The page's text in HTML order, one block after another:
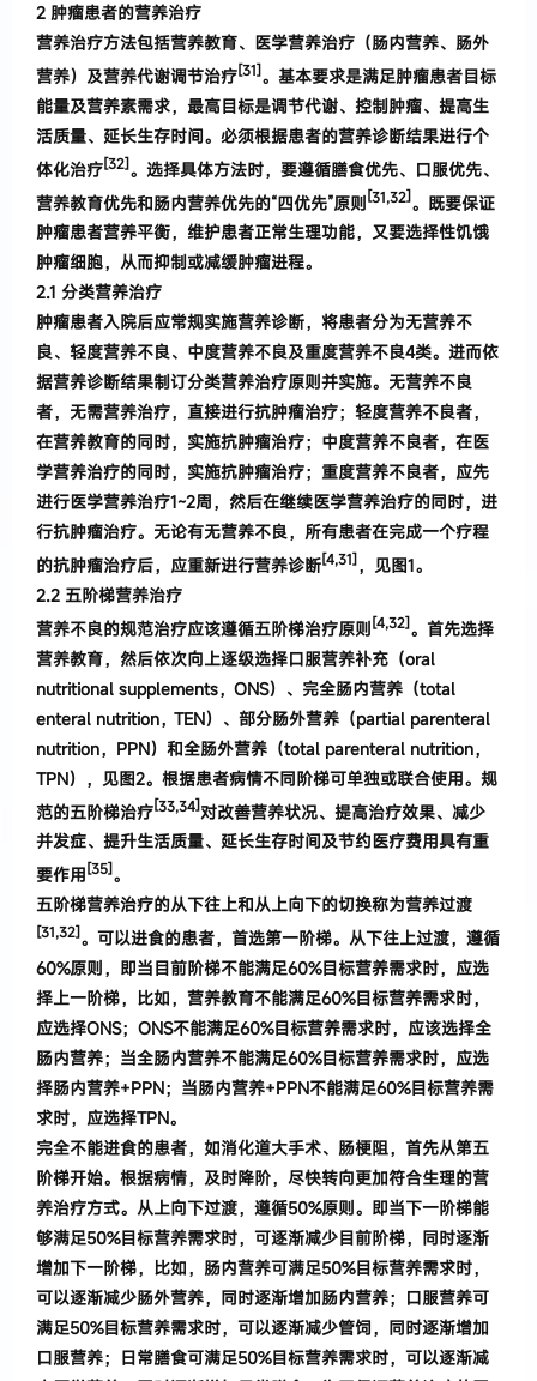
2 肿瘤患者的营养治疗
营养治疗方法包括营养教育、医学营养治疗 （肠内营养、肠外
营养） 及营养代谢调节治疗[31] 。 基本要求是满足肿瘤患者目标
能量及营养素需求， 最高目标是调节代谢、控制肿瘤、提高生
活质量、延长生存时间。 必须根据患者的营养诊断结果进行个
体化治疗[32] 。 选择具体方法时， 要遵循膳食优先、口服优先、
营养教育优先和肠内营养优先的“四优先”原则 [31,32] 。 既要保证
肿瘤患者营养平衡， 维护患者正常生理功能， 又要选择性饥饿
肿瘤细胞， 从而抑制或减缓肿瘤进程。
2.1 分类营养治疗
肿瘤患者入院后应常规实施营养诊断， 将患者分为无营养不
良、轻度营养不良、中度营养不良及重度营养不良4类。 进而依
据营养诊断结果制订分类营养治疗原则并实施。 无营养不良
者， 无需营养治疗， 直接进行抗肿瘤治疗； 轻度营养不良者，
在营养教育的同时， 实施抗肿瘤治疗； 中度营养不良者， 在医
学营养治疗的同时， 实施抗肿瘤治疗； 重度营养不良者， 应先
进行医学营养治疗1~2周， 然后在继续医学营养治疗的同时， 进
行抗肿瘤治疗。 无论有无营养不良， 所有患者在完成一个疗程
的抗肿瘤治疗后， 应重新进行营养诊断[4,31] ， 见图1。
2.2 五阶梯营养治疗
营养不良的规范治疗应该遵循五阶梯治疗原则 [4,32] 。 首先选择
营养教育， 然后依次向上逐级选择口服营养补充 （oral
nutritional supplements， ONS） 、完全肠内营养 （total
enteral nutrition， TEN） 、部分肠外营养 （partial parenteral
nutrition， PPN） 和全肠外营养 （total parenteral nutrition，
TPN）， 见图2。 根据患者病情不同阶梯可单独或联合使用。 规
范的五阶梯治疗[33,34] 对改善营养状况、提高治疗效果、减少
并发症、提升生活质量、延长生存时间及节约医疗费用具有重
要作用 [35] 。
五阶梯营养治疗的从下往上和从上向下的切换称为营养过渡
[31,32] 。可以进食的患者，首选第一阶梯。从下往上过渡，遵循
60%原则，即当目前阶梯不能满足60%目标营养需求时，应选
择上一阶梯，比如，营养教育不能满足60%目标营养需求时，
应选择ONS；ONS不能满足60%目标营养需求时，应该选择全
肠内营养；当全肠内营养不能满足60%目标营养需求时，应选
择肠内营养+PPN；当肠内营养+PPN不能满足60%目标营养需
求时，应选择TPN。
完全不能进食的患者， 如消化道大手术、肠梗阻， 首先从第五
阶梯开始。 根据病情， 及时降阶， 尽快转向更加符合生理的营
养治疗方式。 从上向下过渡， 遵循50%原则。即当下一阶梯能
够满足50%目标营养需求时，可逐渐减少目前阶梯，同时逐渐
增加下一阶梯，比如，肠内营养可满足50%目标营养需求时，
可以逐渐减少肠外营养，同时逐渐增加肠内营养；口服营养可
满足50%目标营养需求时，可以逐渐减少管饲，同时逐渐增加
口服营养；日常膳食可满足50%目标营养需求时，可以逐渐减